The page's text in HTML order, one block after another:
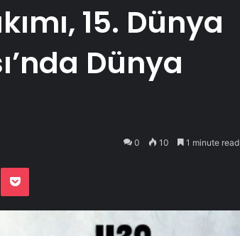
15. Dünya
Dünya
0 10 1 minute read
Pocket